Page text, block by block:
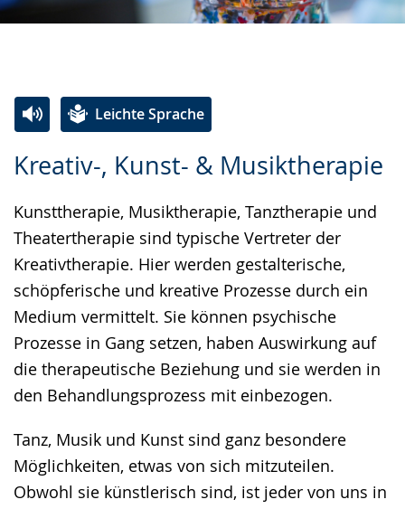
Kreativ-, Kunst- & Musiktherapie
Kunsttherapie, Musiktherapie, Tanztherapie und
Theatertherapie sind typische Vertreter der
Kreativtherapie. Hier werden gestalterische,
schöpferische und kreative Prozesse durch ein
Medium vermittelt. Sie können psychische
Prozesse in Gang setzen, haben Auswirkung auf
die therapeutische Beziehung und sie werden in
den Behandlungsprozess mit einbezogen.
Tanz, Musik und Kunst sind ganz besondere
Möglichkeiten, etwas von sich mitzuteilen.
Obwohl sie künstlerisch sind, ist jeder von uns in
Leichte Sprache
Leichten
wechseln.
Audio-
Video
Deutscher
Gebärdensprache
wird
angezeigt.